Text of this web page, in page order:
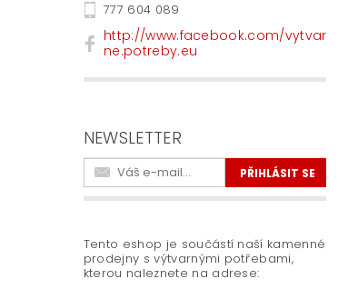
777 604 089
http://www.facebook.com/vytvar
ne.potreby.eu
NEWSLETTER
Tento eshop je součástí naší kamenné
prodejny s výtvarnými potřebami,
kterou naleznete na adrese: